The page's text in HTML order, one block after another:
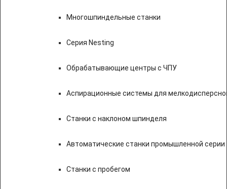
Многошпиндельные станки
Серия Nesting
Обрабатывающие центры с ЧПУ
Аспирационные системы для
Станки с наклоном шпинделя
Автоматические станки промышленной серии
Станки с пробегом